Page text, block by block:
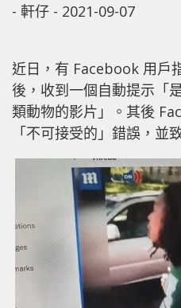
- 軒仔 - 2021-09-07
近日，有 Facebook 用戶
後，收到一個自動提示「
類動物的影片」。其後
「不可接受的」錯誤，並